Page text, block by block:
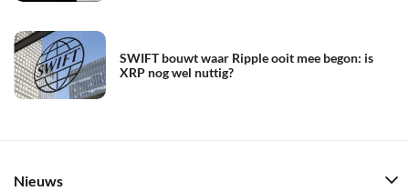
SWIFT bouwt waar Ripple ooit mee begon: is
XRP nog wel nuttig?
Nieuws